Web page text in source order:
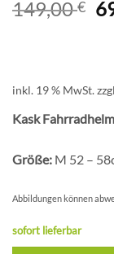
149,00€
inkl. 19 % MwSt.
Kask Fahrradhelm
Größe: M 52 –
Abbildungen können
sofort lieferbar